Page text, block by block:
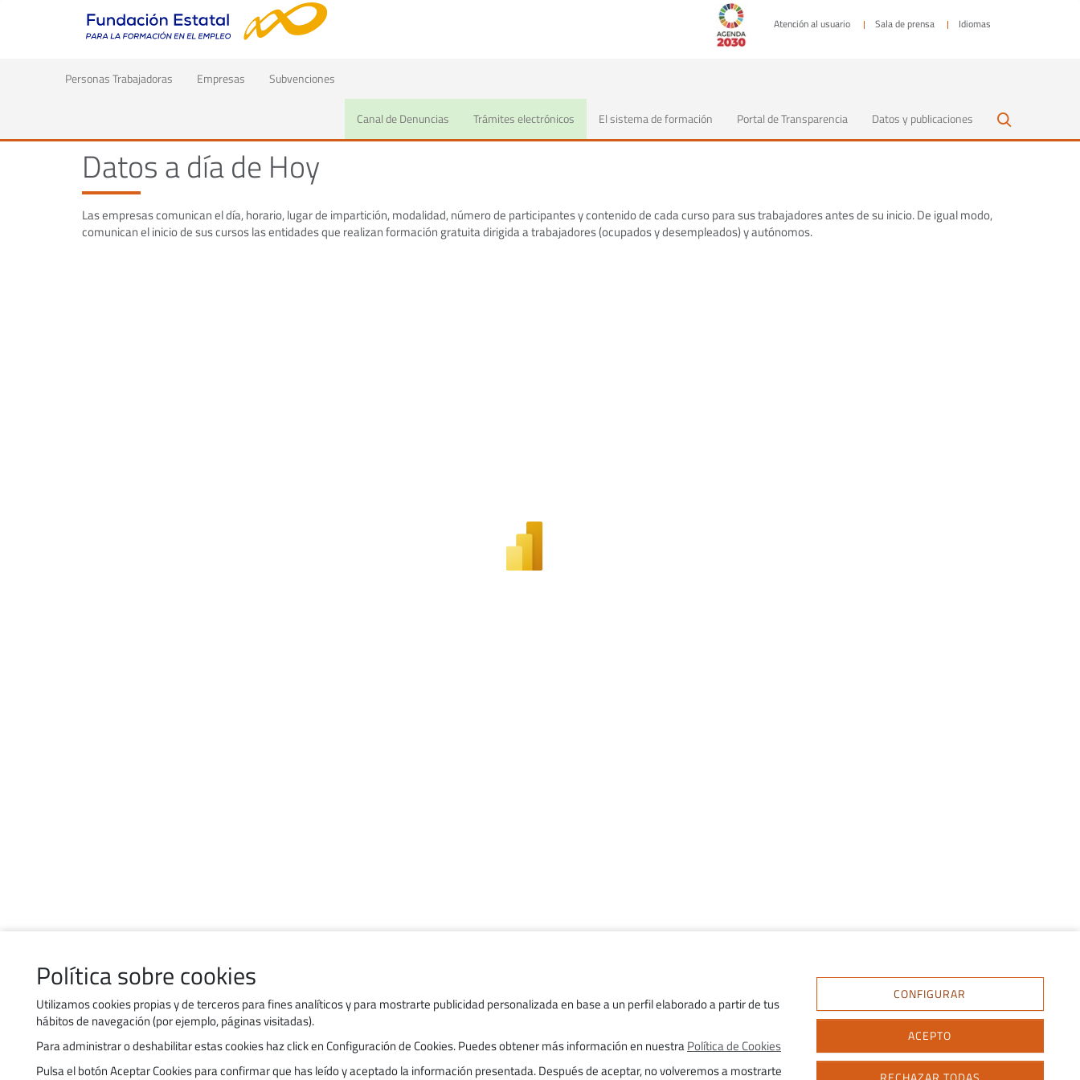
Política sobre cookies
Utilizamos cookies propias y de terceros para fines analíticos y para mostrarte publicidad personalizada en base a un perfil elaborado a partir de tus
hábitos de navegación (por ejemplo, páginas visitadas).
Para administrar o deshabilitar estas cookies haz click en Configuración de Cookies. Puedes obtener más información en nuestraPolítica de Cookies
Pulsa el botón Aceptar Cookies para confirmar que has leído y aceptado la información presentada. Después de aceptar, no volveremos a mostrarte
CONFIGURAR
ACEPTO
Atención al usuario Sala de prensa Idiomas
Personas Trabajadoras (current)Empresas Subvenciones
Canal de Denuncias Trámites electrónicos El sistema de formación Portal de Transparencia Datos y publicaciones
Datos a día de hoy
Datos a día de Hoy
Las empresas comunican el día, horario, lugar de impartición, modalidad, número de participantes y contenido de cada curso para sus trabajadores antes de su inicio. De igual modo,
comunican el inicio de sus cursos las entidades que realizan formación gratuita dirigida a trabajadores (ocupados y desempleados) y autónomos.
Contacto
Política de uso de cookies
Política de privacidad
Accesibilidad
Transparencia
Trámites